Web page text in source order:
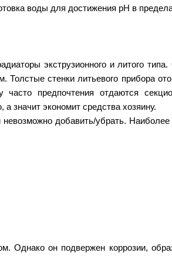
воды для достижения рН в
экструзионного и литого
стенки литьевого прибора
предпочтения отдаются
значит экономит средства хозяину.
добавить/убрать. Наиболее
Однако он подвержен коррозии,